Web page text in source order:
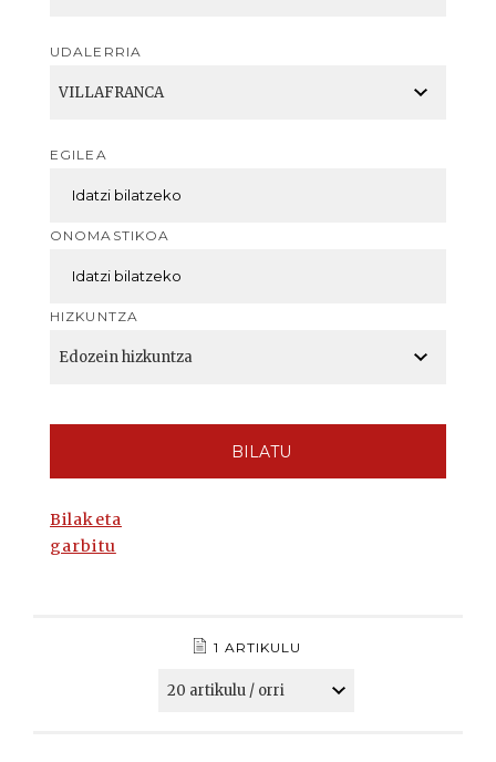
UDALERRIA
EGILEA
ONOMASTIKOA
HIZKUNTZA
BILATU
Bilaketa
garbitu
1 ARTIKULU